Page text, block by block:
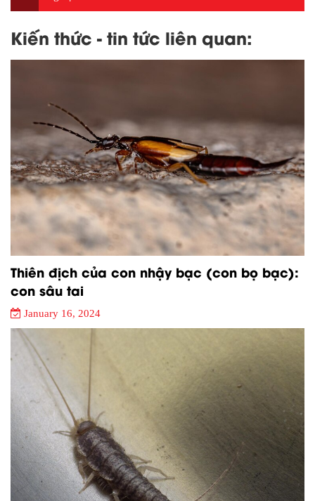
Kiến thức - tin tức liên quan:
Thiên địch của con nhậy bạc (con bọ bạc):
con sâu tai
January 16, 2024